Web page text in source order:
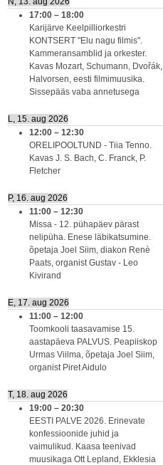
17:00 – 18:00
Karijärve Keelpilliorkestri
KONTSERT "Elu nagu filmis".
Kammeransamblid ja orkester.
Kavas Mozart, Schumann, Dvořák,
Halvorsen, eesti filmimuusika.
Sissepääs vaba annetusega
L, 15. aug 2026
12:00 – 12:30
ORELIPOOLTUND - Tiia Tenno.
Kavas J. S. Bach, C. Franck, P.
Fletcher
P, 16. aug 2026
11:00 – 12:30
Missa - 12. pühapäev pärast
nelipüha. Enese läbikatsumine.
õpetaja Joel Siim, diakon Renè
Paats, organist Gustav - Leo
Kivirand
E, 17. aug 2026
11:00 – 12:00
Toomkooli taasavamise 15.
aastapäeva PALVUS. Peapiiskop
Urmas Viilma, õpetaja Joel Siim,
organist Piret Aidulo
T, 18. aug 2026
19:00 – 20:30
EESTI PALVE 2026. Erinevate
konfessioonide juhid ja
vaimulikud. Kaasa teenivad
muusikaga Ott Lepland, Ekklesia